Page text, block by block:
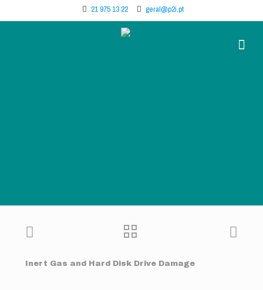
21 975 13 22 geral@p2i.pt
Inert Gas and Hard Disk Drive Damage